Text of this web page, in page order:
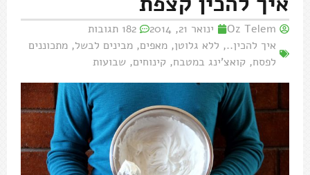
Oz Telem ינואר 21, 2014
182 תגובות
איך להכין.., ללא גלוטן, מאפים, מבינים לבשל, מתכוננים
לפסח, קואצ'ינג במטבח, קינוחים, שבועות